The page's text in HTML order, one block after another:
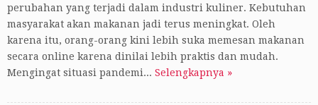
perubahan yang terjadi dalam industri kuliner. Kebutuhan
masyarakat akan makanan jadi terus meningkat. Oleh
karena itu, orang-orang kini lebih suka memesan makanan
secara online karena dinilai lebih praktis dan mudah.
Mengingat situasi pandemi... Selengkapnya »